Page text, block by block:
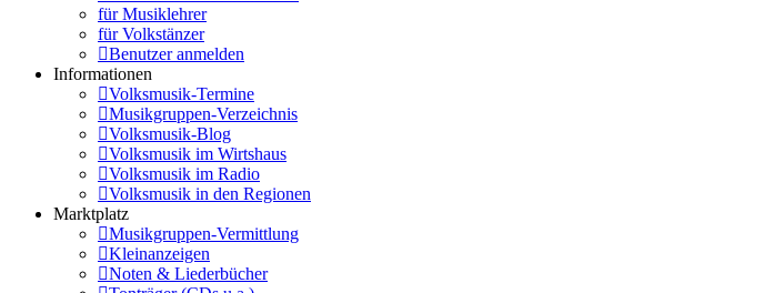
für Musiklehrer
für Volkstänzer
Benutzer anmelden
Informationen
Volksmusik-Termine
Musikgruppen-Verzeichnis
Volksmusik-Blog
Volksmusik im Wirtshaus
Volksmusik im Radio
Volksmusik in den Regionen
Marktplatz
Musikgruppen-Vermittlung
Kleinanzeigen
Noten & Liederbücher